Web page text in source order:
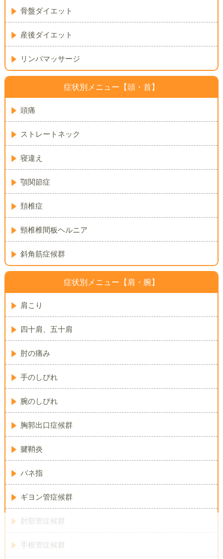
骨盤ダイエット
産後ダイエット
リンパマッサージ
症状別メニュー【頭・首】
頭痛
ストレートネック
寝違え
顎関節症
頚椎症
頸椎椎間板ヘルニア
斜角筋症候群
症状別メニュー【肩・腕】
肩こり
四十肩、五十肩
肘の痛み
手のしびれ
腕のしびれ
胸郭出口症候群
腱鞘炎
バネ指
ギヨン管症候群
肘部管症候群
手根管症候群